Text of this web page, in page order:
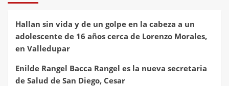
Hallan sin vida y de un golpe en la cabeza a un
adolescente de 16 años cerca de Lorenzo Morales,
en Valledupar
Enilde Rangel Bacca Rangel es la nueva secretaria
de Salud de San Diego, Cesar